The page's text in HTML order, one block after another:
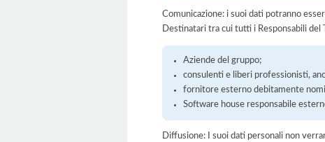
Comunicazione: i suoi dati potranno
Destinatari tra cui tutti i Responsabili
Aziende del gruppo;
consulenti e liberi professionisti,
fornitore esterno debitamente
Software house responsabile
Diffusione: I suoi dati personali non